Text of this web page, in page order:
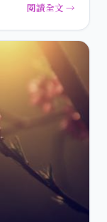
閱讀全文 →